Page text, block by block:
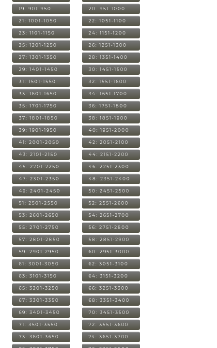
19: 901-950 20: 951-1000
21: 1001-1050 22: 1051-1100
23: 1101-1150 24: 1151-1200
25: 1201-1250 26: 1251-1300
27: 1301-1350 28: 1351-1400
29: 1401-1450 30: 1451-1500
31: 1501-1550 32: 1551-1600
33: 1601-1650 34: 1651-1700
35: 1701-1750 36: 1751-1800
37: 1801-1850 38: 1851-1900
39: 1901-1950 40: 1951-2000
41: 2001-2050 42: 2051-2100
43: 2101-2150 44: 2151-2200
45: 2201-2250 46: 2251-2300
47: 2301-2350 48: 2351-2400
49: 2401-2450 50: 2451-2500
51: 2501-2550 52: 2551-2600
53: 2601-2650 54: 2651-2700
55: 2701-2750 56: 2751-2800
57: 2801-2850 58: 2851-2900
59: 2901-2950 60: 2951-3000
61: 3001-3050 62: 3051-3100
63: 3101-3150 64: 3151-3200
65: 3201-3250 66: 3251-3300
67: 3301-3350 68: 3351-3400
69: 3401-3450 70: 3451-3500
71: 3501-3550 72: 3551-3600
73: 3601-3650 74: 3651-3700